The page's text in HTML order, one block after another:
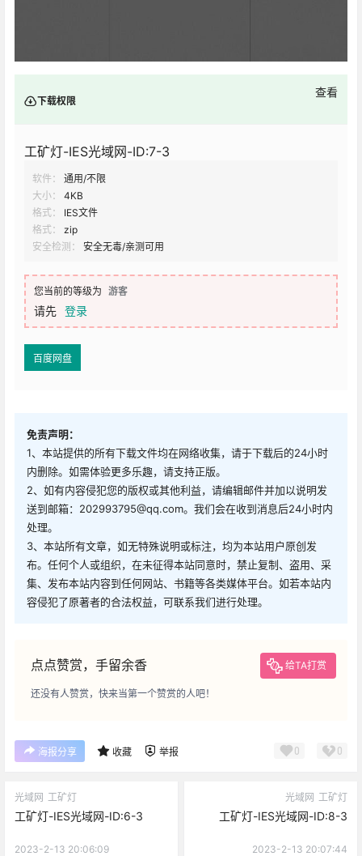
下载权限
查看
工矿灯-IES光域网-ID:7-3
软件：
通用/不限
大小：
4KB
格式：
IES文件
格式：
zip
安全检测：
安全无毒/亲测可用
您当前的等级为 游客
请先 登录
百度网盘
免责声明：
1、本站提供的所有下载文件均在网络收集，请于下载后的24小时
内删除。如需体验更多乐趣，请支持正版。
2、如有内容侵犯您的版权或其他利益，请编辑邮件并加以说明发
送到邮箱：202993795@qq.com。我们会在收到消息后24小时内
处理。
3、本站所有文章，如无特殊说明或标注，均为本站用户原创发
布。任何个人或组织，在未征得本站同意时，禁止复制、盗用、采
集、发布本站内容到任何网站、书籍等各类媒体平台。如若本站内
容侵犯了原著者的合法权益，可联系我们进行处理。
点点赞赏，手留余香 给TA打赏
还没有人赞赏，快来当第一个赞赏的人吧！
海报分享 收藏 举报 0 0
光域网 工矿灯
工矿灯-IES光域网-ID:6-3
2023-2-13 20:06:09
光域网 工矿灯
工矿灯-IES光域网-ID:8-3
2023-2-13 20:07:44